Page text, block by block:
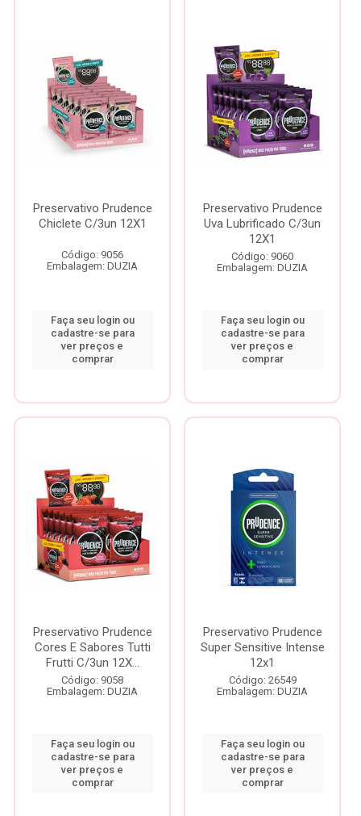
Preservativo Prudence
Chiclete C/3un 12X1
Código: 9056
Embalagem: DUZIA
Faça seu login ou
cadastre-se para
ver preços e
comprar
Preservativo Prudence
Uva Lubrificado C/3un
12X1
Código: 9060
Embalagem: DUZIA
Faça seu login ou
cadastre-se para
ver preços e
comprar
Preservativo Prudence
Cores E Sabores Tutti
Frutti C/3un 12X...
Código: 9058
Embalagem: DUZIA
Faça seu login ou
cadastre-se para
ver preços e
comprar
Preservativo Prudence
Super Sensitive Intense
12x1
Código: 26549
Embalagem: DUZIA
Faça seu login ou
cadastre-se para
ver preços e
comprar